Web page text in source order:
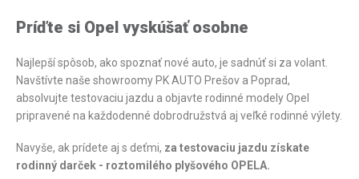
Príďte si Opel vyskúšať osobne
Najlepší spôsob, ako spoznať nové auto, je sadnúť si za volant.
Navštívte naše showroomy PK AUTO Prešov a Poprad,
absolvujte testovaciu jazdu a objavte rodinné modely Opel
pripravené na každodenné dobrodružstvá aj veľké rodinné výlety.
Navyše, ak prídete aj s deťmi, za testovaciu jazdu získate
rodinný darček - roztomilého plyšového OPELA.